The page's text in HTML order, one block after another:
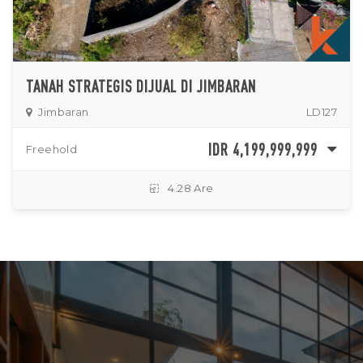
TANAH STRATEGIS DIJUAL DI JIMBARAN
Jimbaran LD127
Freehold IDR 4,199,999,999
4.28 Are